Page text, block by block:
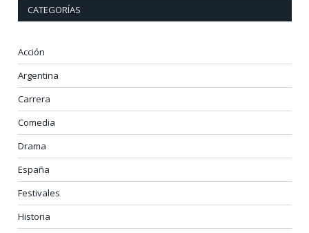
CATEGORÍAS
Acción
Argentina
Carrera
Comedia
Drama
España
Festivales
Historia